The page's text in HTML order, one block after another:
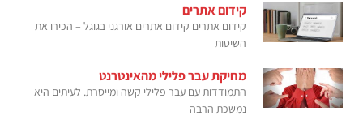
קידום אתרים
קידום אתרים קידום אתרים אורגני בגוגל – הכירו את
השיטות
מחיקת עבר פלילי מהאינטרנט
התמודדות עם עבר פלילי קשה ומייסרת. לעיתים היא
נמשכת הרבה